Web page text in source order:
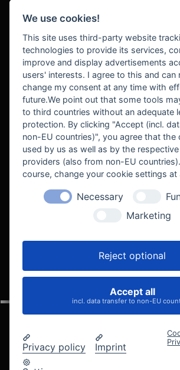
BEKANNT AUS
VELOCITY
© 2005 - 2026 Velocity
We use cookies!
This site uses third-party website
technologies to provide its services,
improve and display advertisements
users' interests. I agree to this and can
change my consent at any time with
future.We point out that some tools
to third countries without an adequate
protection. By clicking "Accept (incl.
non-EU countries)", you agree that the
used by us as well as by the
providers (also from non-EU
course, change your cookie settings at
Necessary
Marketing
Reject optional
Accept all
incl. data transfer to non-EU
Privacy policy Imprint